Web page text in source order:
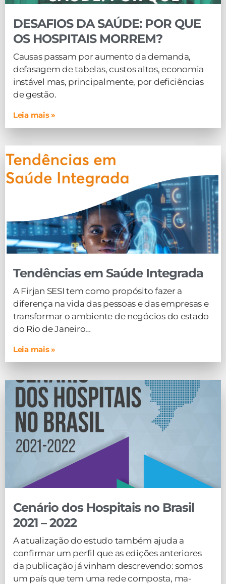
DESAFIOS DA SAÚDE: POR QUE
OS HOSPITAIS MORREM?
Causas passam por aumento da demanda,
defasagem de tabelas, custos altos, economia
instável mas, principalmente, por deficiências
de gestão.
Leia mais »
Tendências em Saúde Integrada
A Firjan SESI tem como propósito fazer a
diferença na vida das pessoas e das empresas e
transformar o ambiente de negócios do estado
do Rio de Janeiro…
Leia mais »
Cenário dos Hospitais no Brasil
2021 – 2022
A atualização do estudo também ajuda a
confirmar um perfil que as edições anteriores
da publicação já vinham descrevendo: somos
um país que tem uma rede composta, ma-